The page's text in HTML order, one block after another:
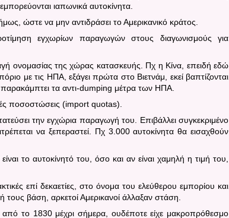
ιαπωνικά αυτοκίνητα.
ώστε να μην αντιδράσει το Αμερικανικό κράτος.
εγχωρίων παραγωγών στους διαγωνισμούς για
ονομασίας της χώρας κατασκευής. Πχ η Κίνα, επειδή εδώ
με τις ΗΠΑ, εξάγει πρώτα στο Βιετνάμ, εκεί βαπτίζονται
παρακάμπτει τα αντι-dumping μέτρα των ΗΠΑ.
ποσοστώσεις (import quotas).
την εγχώρια παραγωγή του. Επιβάλλει συγκεκριμένο
να ξεπεραστεί. Πχ 3.000 αυτοκίνητα θα εισαχθούν
το αυτοκίνητό του, όσο και αν είναι χαμηλή η τιμή του,
επί δεκαετίες, στο όνομα του ελεύθερου εμπορίου και
βάση, αρκετοί Αμερικανοί άλλαξαν στάση.
το 1830 μέχρι σήμερα, ουδέποτε είχε μακροπρόθεσμο